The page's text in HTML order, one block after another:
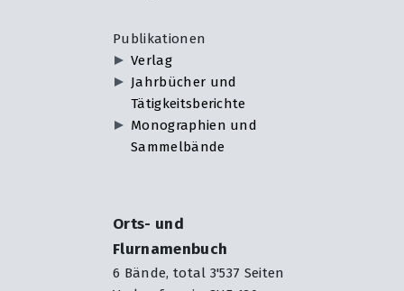
Publikationen
Verlag
Jahrbücher und
Tätigkeitsberichte
Monographien und
Sammelbände
Orts- und
Flurnamenbuch
6 Bände, total 3'537 Seiten